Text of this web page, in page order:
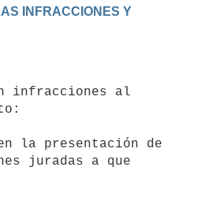
INFRACCIONES Y
la presentación de
juradas a que